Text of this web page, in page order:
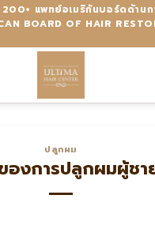
แพทย์อเมริกันบอร์ดด้าน
BOARD OF HAIR
ปลูกผม
องการปลูกผมผู้ชา